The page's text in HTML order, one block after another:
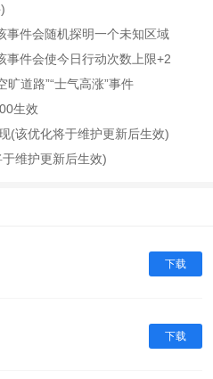
事件会随机探明一个未知区域
事件会使今日行动次数上限+2
旷道路”“士气高涨”事件
生效
(该优化将于维护更新后生效)
维护更新后生效)
下载
下载